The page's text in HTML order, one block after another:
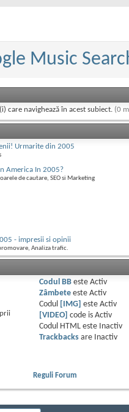
Music
care navighează în acest subiect. (0
Urmarite din 2005
America In 2005?
de cautare, SEO si Marketing
- impresii si opinii
Analiza trafic.
Codul BBeste Activ
Zâmbeteeste Activ
Codul
[IMG] este Activ
[VIDEO]
code is Activ
Codul HTML este
Inactiv
Trackbacksare
Inactiv
Reguli Forum